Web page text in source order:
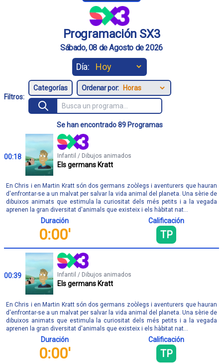
Programación SX3
Sábado, 08 de Agosto de 2026
Día:
Filtros:
Ordenar por:
Se han encontrado 89 Programas
00:18 Infantil / Dibujos animados
Els germans Kratt
En Chris i en Martin Kratt són dos germans zoòlegs i aventurers que hauran
d'enfrontar-se a un malvat per salvar la vida animal del planeta. Una sèrie de
dibuixos animats que estimula la curiositat dels més petits i a la vegada
aprenen la gran diversitat d'animals que existeix i els hàbitat nat...
Duración
0:00'
Calificación
TP
00:39 Infantil / Dibujos animados
Els germans Kratt
En Chris i en Martin Kratt són dos germans zoòlegs i aventurers que hauran
d'enfrontar-se a un malvat per salvar la vida animal del planeta. Una sèrie de
dibuixos animats que estimula la curiositat dels més petits i a la vegada
aprenen la gran diversitat d'animals que existeix i els hàbitat nat...
Duración
0:00'
Calificación
TP